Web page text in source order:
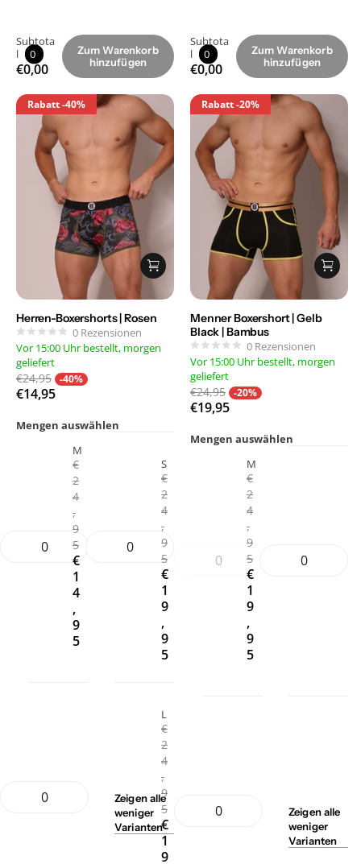
Subtota
l
0
€0,00
Zum Warenkorb
hinzufügen
Subtota
l
0
€0,00
Zum Warenkorb
hinzufügen
Rabatt-40%
Herren-Boxershorts | Rosen
0 Rezensionen
Vor 15:00 Uhr bestellt, morgen
geliefert
€24,95 -40%
€14,95
Mengen auswählen
M
€
2
4
,
9
5
€
1
4
,
9
5
Zeigenalle
weniger
Varianten
Rabatt-20%
Menner Boxershort | Gelb
Black | Bambus
0 Rezensionen
Vor 15:00 Uhr bestellt, morgen
geliefert
€24,95 -20%
€19,95
Mengen auswählen
S
€
2
4
,
9
5
€
1
9
,
9
5
M
€
2
4
,
9
5
€
1
9
,
9
5
L
€
2
4
,
9
5
€
1
9
Zeigenalle
weniger
Varianten